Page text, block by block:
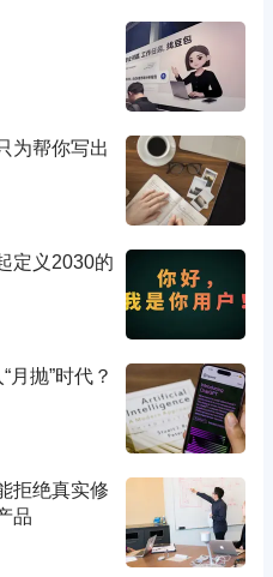
为帮你写出
定义2030的
月抛”时代？
拒绝真实修
品